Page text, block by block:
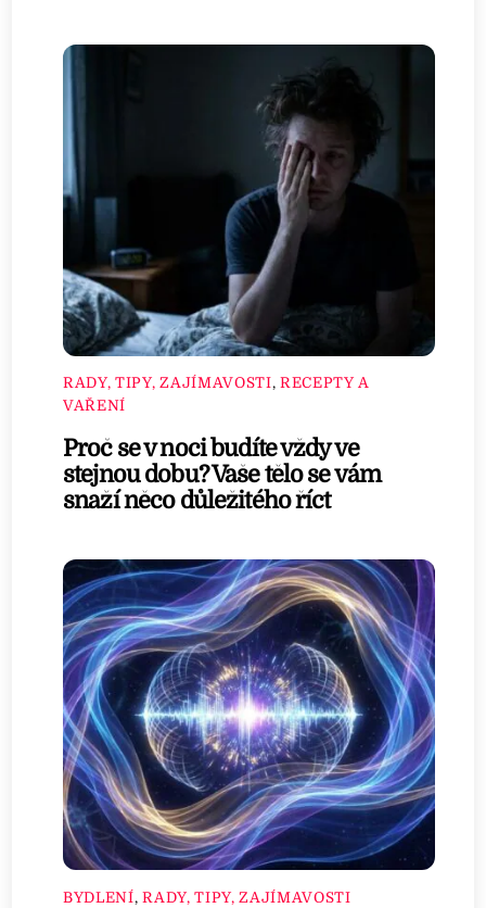
RADY, TIPY, ZAJÍMAVOSTI, RECEPTY A
VAŘENÍ
Proč se v noci budíte vždy ve
stejnou dobu? Vaše tělo se vám
snaží něco důležitého říct
BYDLENÍ,RADY, TIPY, ZAJÍMAVOSTI